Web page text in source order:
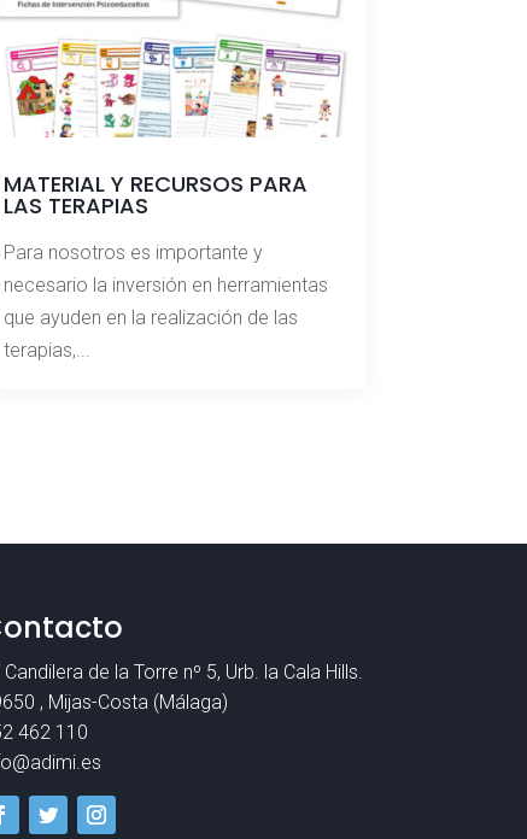
MATERIAL Y RECURSOS PARA
LAS TERAPIAS
Para nosotros es importante y
necesario la inversión en herramientas
que ayuden en la realización de las
terapias,...
Candilera de la Torre nº 5, Urb. la Cala Hills.
, Mijas-Costa (Málaga)
462 110